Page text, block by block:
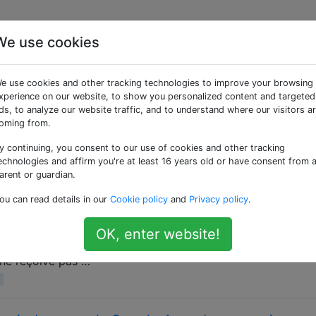
«calendar»
l'application Calendrier Android intégrée ainsi que les
comme par exemple "google-calendar" ou
l'application de calendrier par défaut
Samsung inclut une version modifiée du calendrier sur
Galaxy, il était possible de désactiver la version
reçoive pas …
use cookies
use cookies and other tracking technologies to improve your browsing
on our website, to show you personalized content and targeted
to analyze our website traffic, and to understand where our visitors
from.
continuing, you consent to our use of cookies and other tracking
and affirm you're at least 16 years old or have consent from a
or guardian.
can read details in our Cookie policy and Privacy policy.
OK, enter website!